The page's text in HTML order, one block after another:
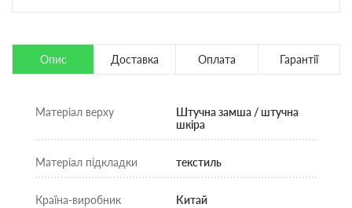
Опис Доставка Оплата Гарантії
Матеріал верху
Штучна замша / штучна
шкіра
Матеріал підкладки текстиль
Країна-виробник Китай